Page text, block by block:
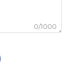
0/1000